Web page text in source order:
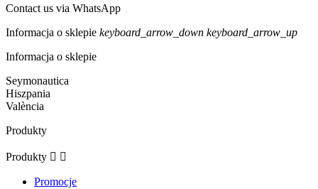
Contact us via WhatsApp
Informacja o sklepie keyboard_arrow_down keyboard_arrow_up
Informacja o sklepie
Seymonautica
Hiszpania
València
Produkty
Produkty  
Promocje